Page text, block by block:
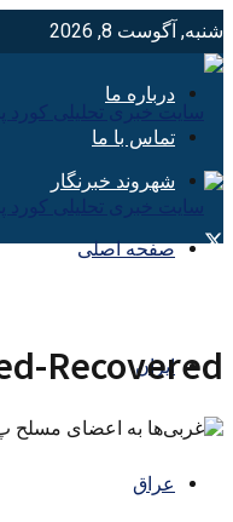
شنبه, آگوست 8, 2026
درباره ما
تماس با ما
شهروند خبرنگار
صفحه اصلی
ایران
عراق
Recovered